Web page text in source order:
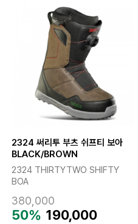
2324 써리투 부츠 쉬프티 보아
BLACK/BROWN
2324 THIRTYTWO SHIFTY
BOA
380,000
50% 190,000